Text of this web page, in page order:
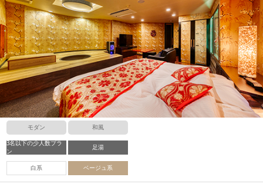
モダン 和風
3名以下の少人数プラ
ン
足湯
白系 ベージュ系